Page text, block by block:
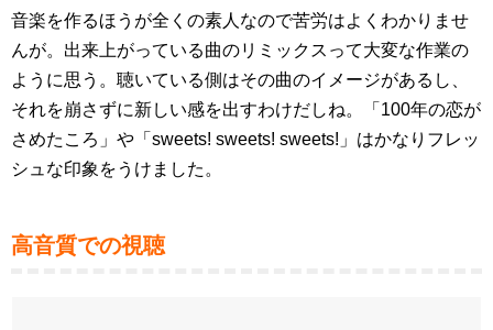
音楽を作るほうが全くの素人なので苦労はよくわかりませ
んが。出来上がっている曲のリミックスって大変な作業の
ように思う。聴いている側はその曲のイメージがあるし、
それを崩さずに新しい感を出すわけだしね。「100年の恋が
さめたころ」や「sweets! sweets! sweets!」はかなりフレッ
シュな印象をうけました。
高音質での視聴